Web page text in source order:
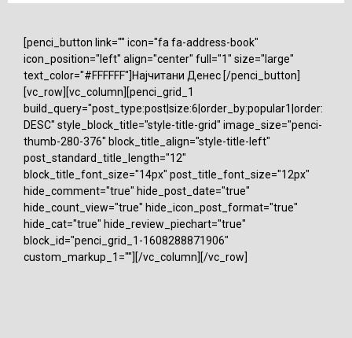
[penci_button link="" icon="fa fa-address-book"
icon_position="left" align="center" full="1" size="large"
text_color="#FFFFFF"]Најчитани Денес [/penci_button]
[vc_row][vc_column][penci_grid_1
build_query="post_type:post|size:6|order_by:popular1|order:
DESC" style_block_title="style-title-grid" image_size="penci-
thumb-280-376" block_title_align="style-title-left"
post_standard_title_length="12"
block_title_font_size="14px" post_title_font_size="12px"
hide_comment="true" hide_post_date="true"
hide_count_view="true" hide_icon_post_format="true"
hide_cat="true" hide_review_piechart="true"
block_id="penci_grid_1-1608288871906"
custom_markup_1=""][/vc_column][/vc_row]